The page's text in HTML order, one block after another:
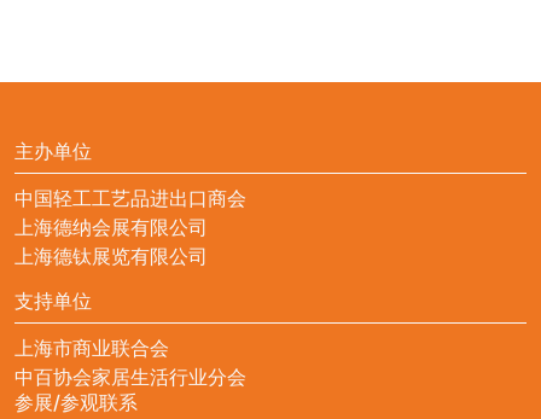
主办单位
中国轻工工艺品进出口商会
上海德纳会展有限公司
上海德钛展览有限公司
支持单位
上海市商业联合会
中百协会家居生活行业分会
参展/参观联系